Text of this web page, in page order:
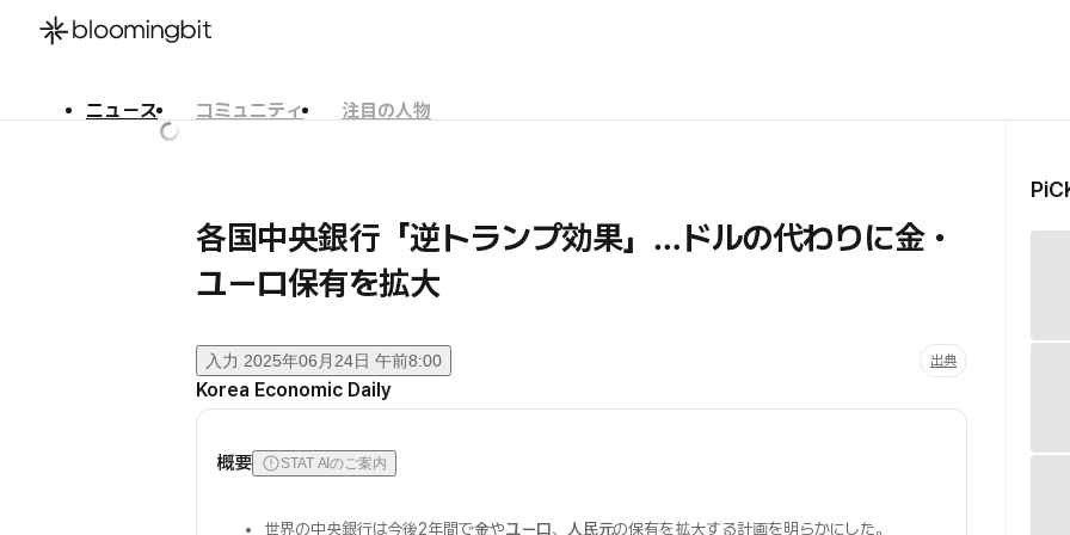
ニュース コミュニティ
注目の人物
各国中央銀行「逆トランプ効果」…ドルの代わりに金・
ユーロ保有を拡大
入力 2025年06月24日 午前8:00 出典
Korea Economic Daily
概要 STAT AIのご案内
世界の中央銀行は今後2年間で金やユーロ、 人民元の保有を拡大する計画を明らかにした。